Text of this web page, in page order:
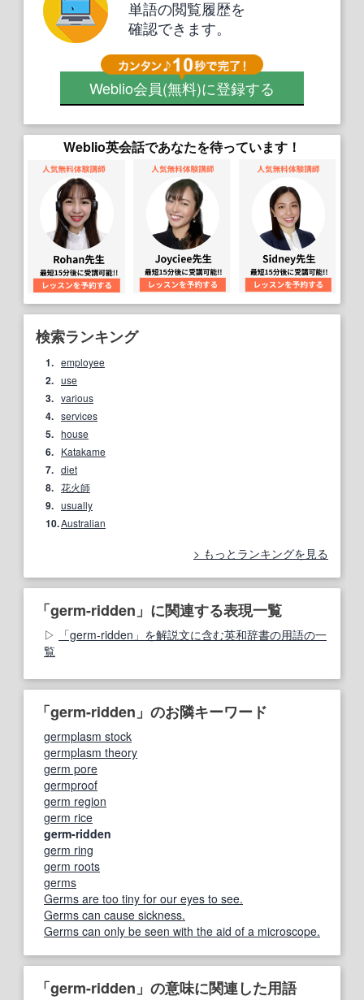
単語の閲覧履歴を
確認できます。
Weblio会員(無料)に登録する
Weblio英会話であなたを待っています！
検索ランキング
1. employee
2. use
3. various
4. services
5. house
6. Katakame
7. diet
8. 花火師
9. usually
10.Australian
もっとランキングを見る
「germ-ridden」に関連する表現一覧
「germ-ridden」を解説文に含む英和辞書の用語の一
覧
「germ-ridden」のお隣キーワード
germplasm stock
germplasm theory
germ pore
germproof
germ region
germ rice
germ-ridden
germ ring
germ roots
germs
Germs are too tiny for our eyes to see.
Germs can cause sickness.
Germs can only be seen with the aid of a microscope.
「germ-ridden」の意味に関連した用語